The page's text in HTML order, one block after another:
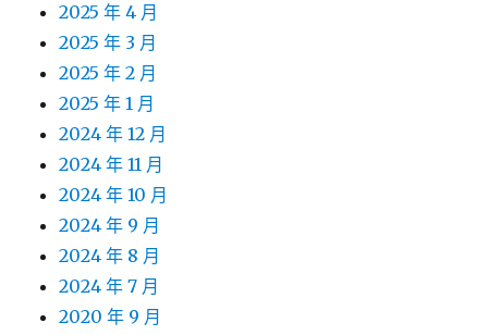
2025 年 4 月
2025 年 3 月
2025 年 2 月
2025 年 1 月
2024 年 12 月
2024 年 11 月
2024 年 10 月
2024 年 9 月
2024 年 8 月
2024 年 7 月
2020 年 9 月